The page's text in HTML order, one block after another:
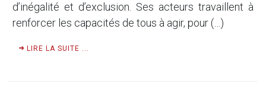
d’inégalité et d’exclusion. Ses acteurs travaillent à
renforcer les capacités de tous à agir, pour (…)
LIRE LA SUITE ...